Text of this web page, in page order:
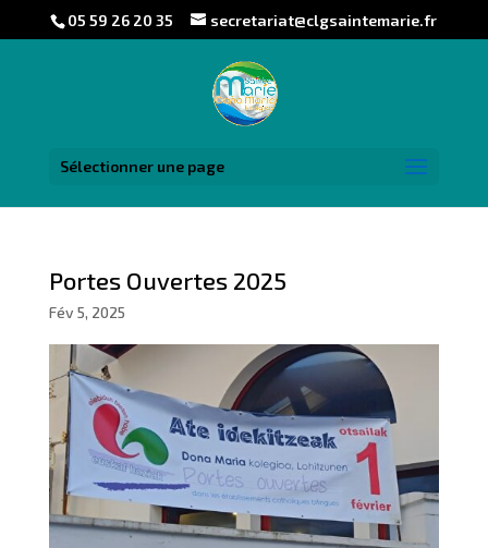
05 59 26 20 35 secretariat@clgsaintemarie.fr
Sélectionner une page
Portes Ouvertes 2025
Fév 5, 2025